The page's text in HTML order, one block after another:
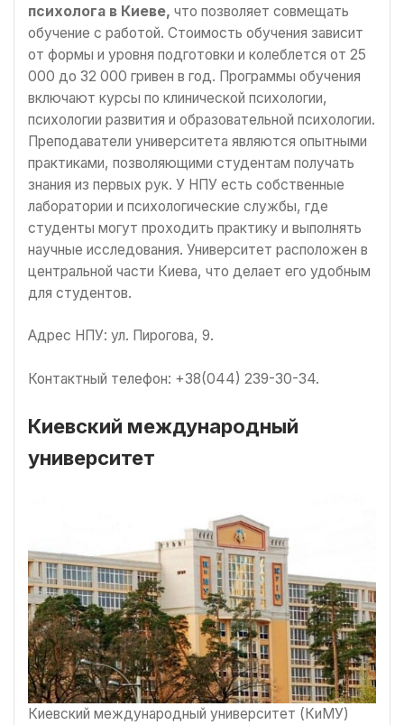
психолога в Киеве, что позволяет совмещать
обучение с работой. Стоимость обучения зависит
от формы и уровня подготовки и колеблется от 25
000 до 32 000 гривен в год. Программы обучения
включают курсы по клинической психологии,
психологии развития и образовательной психологии.
Преподаватели университета являются опытными
практиками, позволяющими студентам получать
знания из первых рук. У НПУ есть собственные
лаборатории и психологические службы, где
студенты могут проходить практику и выполнять
научные исследования. Университет расположен в
центральной части Киева, что делает его удобным
для студентов.
Адрес НПУ: ул. Пирогова, 9.
Контактный телефон: +38(044) 239-30-34.
Киевский международный
университет
Киевский международный университет (КиМУ)